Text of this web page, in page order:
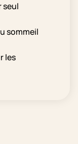
seul
sommeil
les